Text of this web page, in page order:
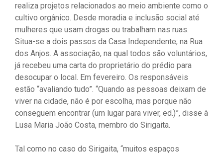
realiza projetos relacionados ao meio ambiente como o
cultivo orgânico. Desde moradia e inclusão social até
mulheres que usam drogas ou trabalham nas ruas.
Situa-se a dois passos da Casa Independente, na Rua
dos Anjos. A associação, na qual todos são voluntários,
já recebeu uma carta do proprietário do prédio para
desocupar o local. Em fevereiro. Os responsáveis ​​
estão “avaliando tudo”. “Quando as pessoas deixam de
viver na cidade, não é por escolha, mas porque não
conseguem encontrar (um lugar para viver, ed.)”, disse à
Lusa Maria João Costa, membro do Sirigaita.
Tal como no caso do Sirigaita, “muitos espaços